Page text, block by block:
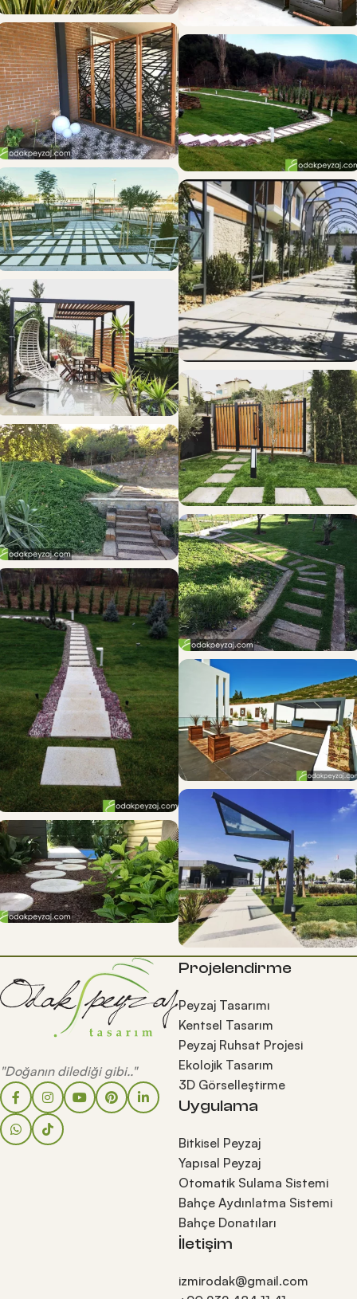
"Doğanın dilediği gibi.."
Projelendirme
Peyzaj Tasarımı
Kentsel Tasarım
Peyzaj Ruhsat Projesi
Ekolojik Tasarım
3D Görselleştirme
Uygulama
Bitkisel Peyzaj
Yapısal Peyzaj
Otomatik Sulama Sistemi
Bahçe Aydınlatma Sistemi
Bahçe Donatıları
İletişim
izmirodak@gmail.com